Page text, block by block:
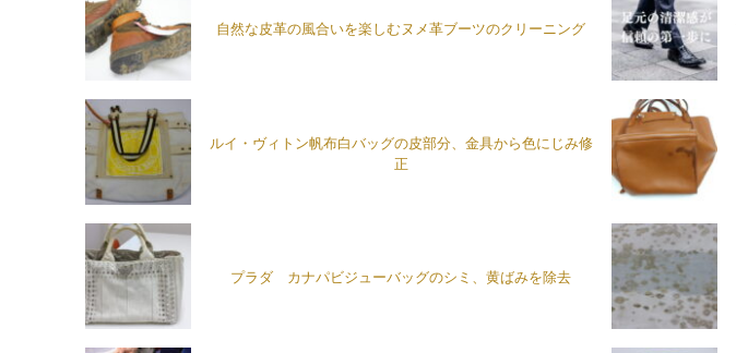
自然な皮革の風合いを楽しむヌメ革ブーツのクリーニング
ルイ・ヴィトン帆布白バッグの皮部分、金具から色にじみ修
正
プラダ カナパビジューバッグのシミ、黄ばみを除去